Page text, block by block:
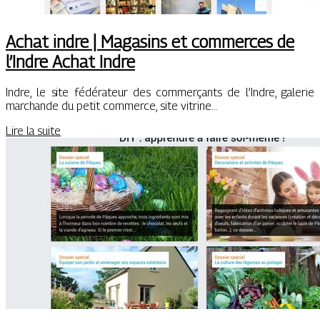
Achat indre | Magasins et commerces de
l’Indre Achat Indre
Indre, le site fédérateur des commerçants de l’Indre, galerie
marchande du petit commerce, site vitrine…
Lire la suite